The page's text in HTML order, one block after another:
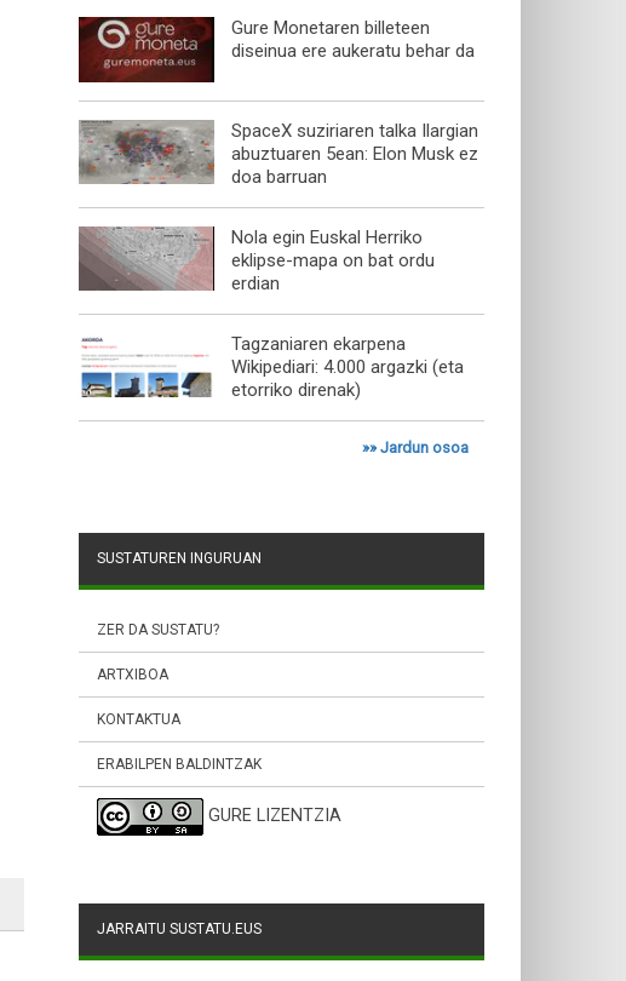
Gure Monetaren billeteen
diseinua ere aukeratu behar da
SpaceX suziriaren talka Ilargian
abuztuaren 5ean: Elon Musk ez
doa barruan
Nola egin Euskal Herriko
eklipse-mapa on bat ordu
erdian
Tagzaniaren ekarpena
Wikipediari: 4.000 argazki (eta
etorriko direnak)
»»Jardun osoa
SUSTATUREN INGURUAN
ZER DA SUSTATU?
ARTXIBOA
KONTAKTUA
ERABILPEN BALDINTZAK
GURE LIZENTZIA
JARRAITU SUSTATU.EUS